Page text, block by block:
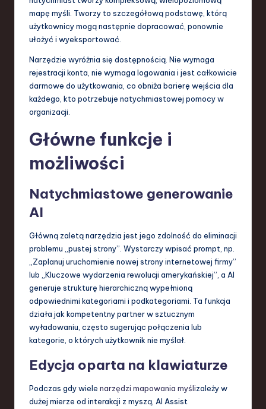
d
o
mapę myśli. Tworzy to szczegółową podstawę, którą
użytkownicy mogą następnie dopracować, ponownie
ułożyć i wyeksportować.
Narzędzie wyróżnia się dostępnością. Nie wymaga
rejestracji konta, nie wymaga logowania i jest całkowicie
darmowe do użytkowania, co obniża barierę wejścia dla
każdego, kto potrzebuje natychmiastowej pomocy w
organizacji.
Główne funkcje i
możliwości
Natychmiastowe generowanie
AI
Główną zaletą narzędzia jest jego zdolność do eliminacji
problemu „pustej strony”. Wystarczy wpisać prompt, np.
„Zaplanuj uruchomienie nowej strony internetowej firmy”
lub „Kluczowe wydarzenia rewolucji amerykańskiej”, a AI
generuje strukturę hierarchiczną wypełnioną
odpowiednimi kategoriami i podkategoriami. Ta funkcja
działa jak kompetentny partner w sztucznym
wyładowaniu, często sugerując połączenia lub
kategorie, o których użytkownik nie myślał.
Edycja oparta na klawiaturze
Podczas gdy wiele narzędzi mapowania myślizależy w
dużej mierze od interakcji z myszą, AI Assist